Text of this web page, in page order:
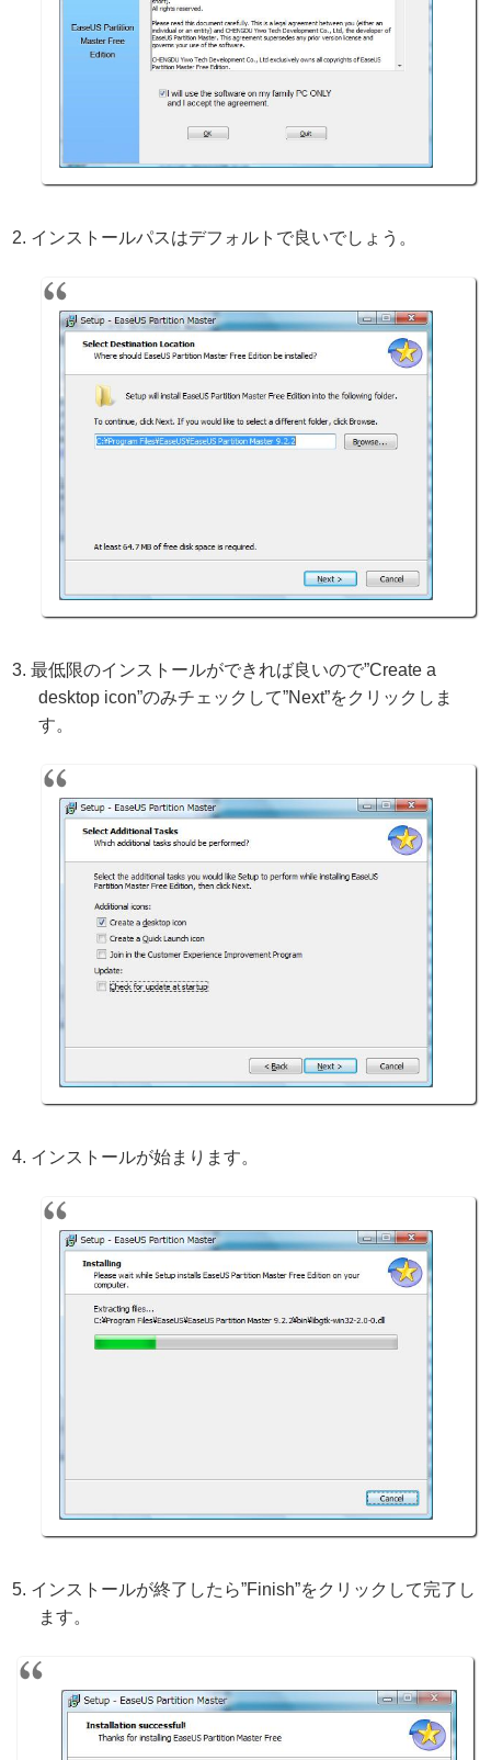
インストールパスはデフォルトで良いでしょう。
最低限のインストールができれば良いので”Create a
desktop icon”のみチェックして”Next”をクリックしま
す。
インストールが始まります。
インストールが終了したら”Finish”をクリックして完了し
ます。